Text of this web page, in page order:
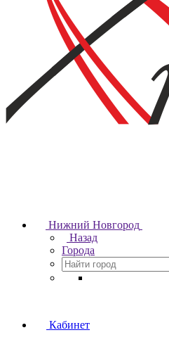
Нижний Новгород
Назад
Города
Кабинет